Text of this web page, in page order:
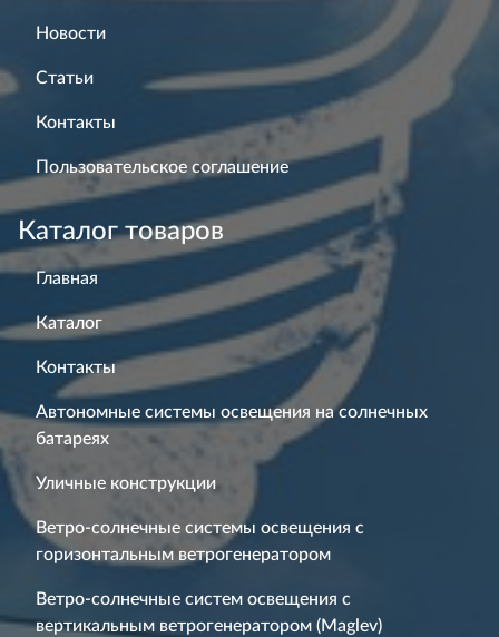
Новости
Статьи
Контакты
Пользовательское соглашение
Каталог товаров
Главная
Каталог
Контакты
Автономные системы освещения на солнечных
батареях
Уличные конструкции
Ветро-солнечные системы освещения с
горизонтальным ветрогенератором
Ветро-солнечные систем освещения с
вертикальным ветрогенератором (Maglev)